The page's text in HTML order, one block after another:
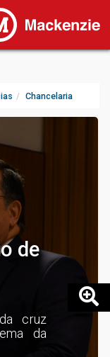
Chancelaria
de
cruz
da